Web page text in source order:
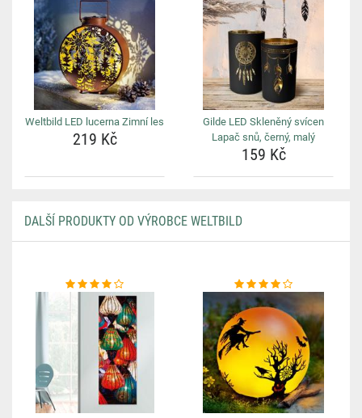
Weltbild LED lucerna Zimní les
219 Kč
Gilde LED Skleněný svícen
Lapač snů, černý, malý
159 Kč
DALŠÍ PRODUKTY OD VÝROBCE WELTBILD